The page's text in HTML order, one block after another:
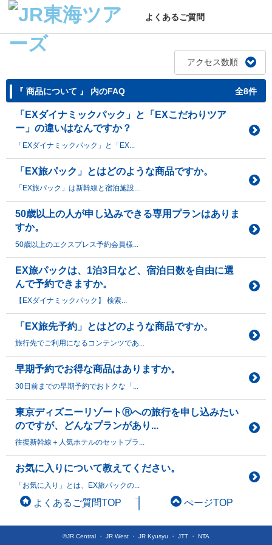
よくあるご質問
アクセス数順
『 商品について 』 内のFAQ 全8件
「EXダイナミックパック」と「EXこだわりツア
ー」の違いはなんですか？
「EXダイナミックパック」と「EX...
「EX旅パック」とはどのような商品ですか。
「EX旅パック」は新幹線と宿泊施設...
50歳以上の人が申し込みできる専用プランはありま
すか。
50歳以上のエクスプレス予約会員様...
EX旅パックは、1泊3日など、宿泊日数を自由に選
んで予約できますか。
【EXダイナミックパック】 検索...
「EX旅先予約」とはどのような商品ですか。
旅行先でご利用になるコンテンツであ...
早期予約でお得な商品はありますか。
30日前までの早期予約でおトクな「...
東京ディズニーリゾートⓇへの旅行を申し込みたい
のですが、どんなプランがあり...
往復新幹線＋人気ホテルのセットプラ...
お気に入りについて教えてください。
「お気に入り」とは、EX旅パックの...
©JR Central ・ JR West ・ JR Kyusyu ・ JTT ・ NTA
よくあるご質問TOP ぺージTOP